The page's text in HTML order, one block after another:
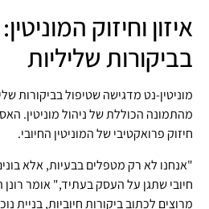
איזון וחיזוק
בביקורות שליליות
מוניטין-נט מדגישה שטיפול בביקורות
מהתמונה הכוללת של ניהול מוניטין.
חיזוק פרואקטיבי של המוניטין החיובי.
"אנחנו לא רק מטפלים בבעיות, אלא
חיובי שתגן על העסק בעתיד," אומר
מרוצים לכתוב ביקורות חיוביות, בניית